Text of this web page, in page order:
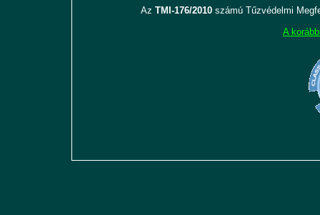
Az TMI-176/2010 számú Tűzvédelmi
A